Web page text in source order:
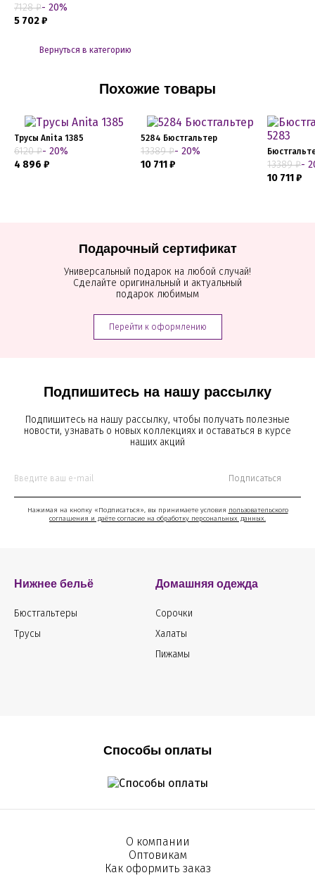
7128 ₽- 20%
5 702 ₽
Вернуться в категорию
Похожие товары
Трусы Anita 1385
6120 ₽- 20%
4 896 ₽
5284 Бюстгальтер
13389 ₽- 20%
10 711 ₽
13389 ₽-
10 711 ₽
Подпишитесь на нашу рассылку
Подпишитесь на нашу рассылку, чтобы получать полезные
новости, узнавать о новых коллекциях и оставаться в курсе
наших акций
Подписаться
Нажимая на кнопку «Подписаться», вы принимаете условия пользовательского
соглашения и даёте согласие на обработку персональных данных.
Подарочный сертификат
Универсальный подарок на любой случай!
Сделайте оригинальный и актуальный
подарок любимым
Перейти к оформлению
Нижнее бельё
Бюстгальтеры
Трусы
Домашняя одежда
Сорочки
Халаты
Пижамы
Способы оплаты
О компании
Оптовикам
Как оформить заказ